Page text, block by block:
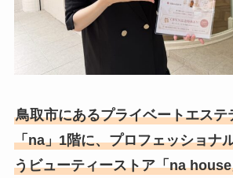
鳥取市にあるプライベートエステ
「na」1階に、プロフェッショナ
うビューティーストア「na